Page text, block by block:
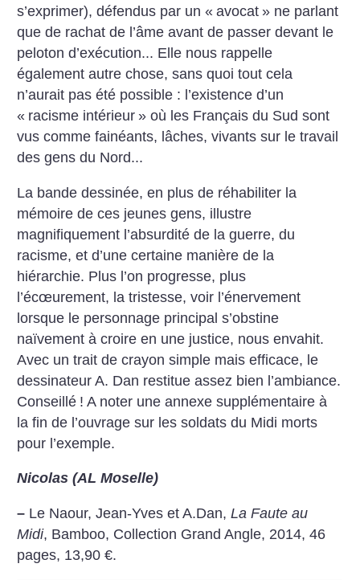
s’exprimer), défendus par un « avocat » ne parlant
que de rachat de l’âme avant de passer devant le
peloton d’exécution... Elle nous rappelle
également autre chose, sans quoi tout cela
n’aurait pas été possible : l’existence d’un
« racisme intérieur » où les Français du Sud sont
vus comme fainéants, lâches, vivants sur le travail
des gens du Nord...
La bande dessinée, en plus de réhabiliter la
mémoire de ces jeunes gens, illustre
magnifiquement l’absurdité de la guerre, du
racisme, et d’une certaine manière de la
hiérarchie. Plus l’on progresse, plus
l’écœurement, la tristesse, voir l’énervement
lorsque le personnage principal s’obstine
naïvement à croire en une justice, nous envahit.
Avec un trait de crayon simple mais efficace, le
dessinateur A. Dan restitue assez bien l’ambiance.
Conseillé ! A noter une annexe supplémentaire à
la fin de l’ouvrage sur les soldats du Midi morts
pour l’exemple.
Nicolas (AL Moselle)
– Le Naour, Jean-Yves et A.Dan,La Faute au
Midi, Bamboo, Collection Grand Angle, 2014, 46
pages, 13,90 €.